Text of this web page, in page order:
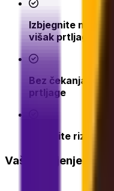
Izbjegnite
višak prtljage
Bez čekanja pri
prtljage
Smanjite rizik
Vaše mišljenje je